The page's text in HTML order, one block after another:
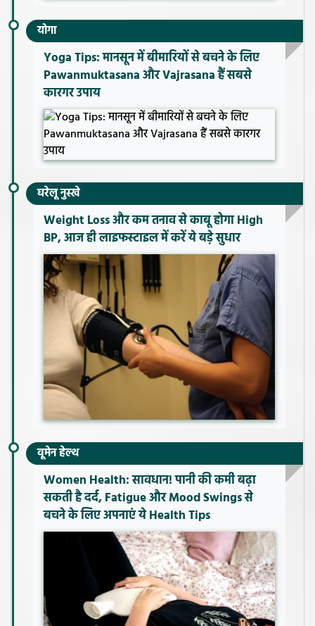
योगा
Yoga Tips: मानसून में बीमारियों से बचने के लिए
Pawanmuktasana और Vajrasana हैं सबसे
कारगर उपाय
घरेलू नुस्खे
Weight Loss और कम तनाव से काबू होगा High
BP, आज ही लाइफस्टाइल में करें ये बड़े सुधार
वूमेन हेल्थ
Women Health: सावधान! पानी की कमी बढ़ा
सकती है दर्द, Fatigue और Mood Swings से
बचने के लिए अपनाएं ये Health Tips